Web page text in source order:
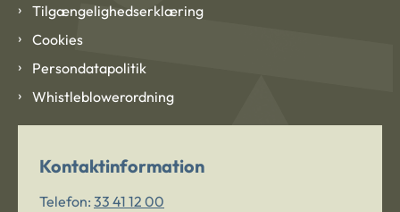
Tilgængelighedserklæring
Cookies
Persondatapolitik
Whistleblowerordning
Kontaktinformation
Telefon: 33 41 12 00